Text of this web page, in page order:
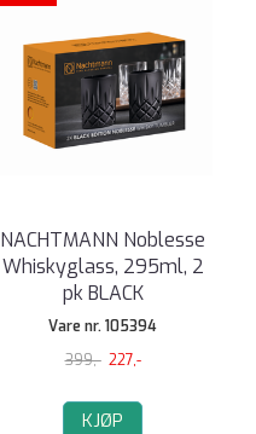
NACHTMANN Noblesse
Whiskyglass, 295ml, 2
pk BLACK
Vare nr. 105394
399,- 227,-
KJØP